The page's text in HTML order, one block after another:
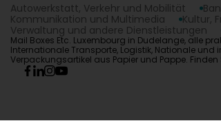
Autowerkstatt, Verkehr und Mobilität
Kommunikation und Multimedia
Kultur,
Verwaltung und andere Dienstleistungen
Mail Boxes Etc. Luxembourg in Dudelange, alle
Internationale Transporte, Logistik, Nationale und
Verpackungsartikel aus Papier und Pappe.